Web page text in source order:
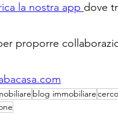
la nostra app dove
proporre
blog immobiliare